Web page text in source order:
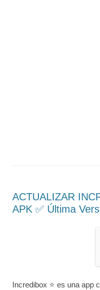
ACTUALIZAR
APK ✅️ Última
Incredibox ⭐ es una app